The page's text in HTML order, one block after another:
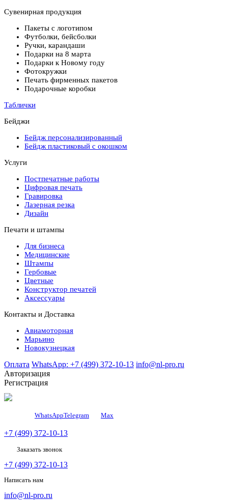
Сувенирная продукция
Пакеты с логотипом
Футболки, бейсболки
Ручки, карандаши
Подарки на 8 марта
Подарки к Новому году
Фотокружки
Печать фирменных пакетов
Подарочные коробки
Таблички
Бейджи
Бейдж персонализированный
Бейдж пластиковый с окошком
Услуги
Постпечатные работы
Цифровая печать
Гравировка
Лазерная резка
Дизайн
Печати и штампы
Для бизнеса
Медицинские
Штампы
Гербовые
Цветные
Конструктор печатей
Аксессуары
Контакты и Доставка
Авиамоторная
Марьино
Новокузнецкая
Оплата WhatsApp: +7 (499) 372-10-13 info@nl-pro.ru
Авторизация
Регистрация
WhatsAppTelegram Мах
+7 (499) 372-10-13
Заказать звонок
+7 (499) 372-10-13
Написать нам
info@nl-pro.ru